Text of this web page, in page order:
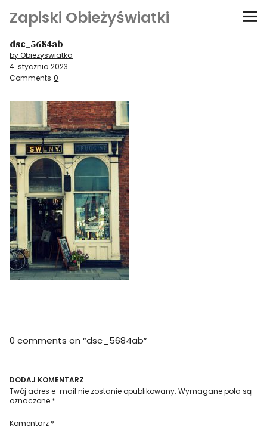
Zapiski Obieżyświatki
Podróże
Kultura i sztuka
Kątem oka
O-fiszki
Niezwyczajne ściany
Dom na kółkach
dsc_5684ab
by Obiezyswiatka
4. stycznia 2023
Comments 0
0 comments on “dsc_5684ab”
DODAJ KOMENTARZ
Twój adres e-mail nie zostanie opublikowany. Wymagane pola są
oznaczone *
Komentarz *